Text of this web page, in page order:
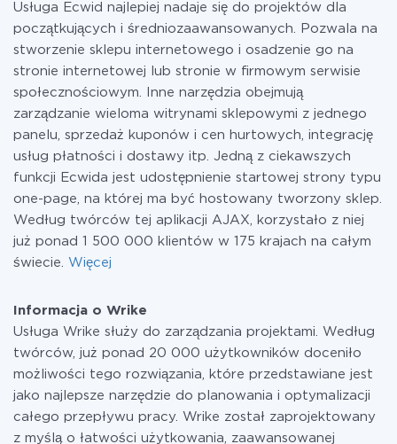
informacji o taryfach.
Usługa Ecwid najlepiej nadaje się do projektów dla
początkujących i średniozaawansowanych. Pozwala na
stworzenie sklepu internetowego i osadzenie go na
stronie internetowej lub stronie w firmowym serwisie
społecznościowym. Inne narzędzia obejmują
zarządzanie wieloma witrynami sklepowymi z jednego
panelu, sprzedaż kuponów i cen hurtowych, integrację
usług płatności i dostawy itp. Jedną z ciekawszych
funkcji Ecwida jest udostępnienie startowej strony typu
one-page, na której ma być hostowany tworzony sklep.
Według twórców tej aplikacji AJAX, korzystało z niej
już ponad 1 500 000 klientów w 175 krajach na całym
świecie. Więcej
Informacja o Wrike
Usługa Wrike służy do zarządzania projektami. Według
twórców, już ponad 20 000 użytkowników doceniło
możliwości tego rozwiązania, które przedstawiane jest
jako najlepsze narzędzie do planowania i optymalizacji
całego przepływu pracy. Wrike został zaprojektowany
z myślą o łatwości użytkowania, zaawansowanej